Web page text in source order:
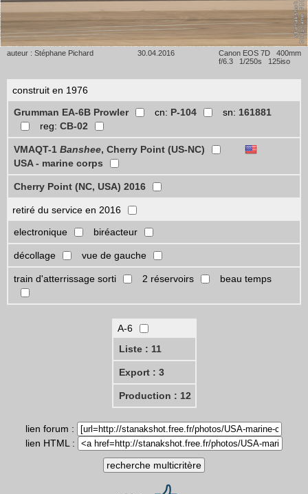
auteur : Stéphane Pichard 30.04.2016
Canon EOS 7D 400mm
f/6.3 1/250s 125iso
construit en 1976
Grumman EA-6B Prowler
cn: P-104 sn: 161881
reg: CB-02
VMAQT-1 Banshee, Cherry Point (US-NC)
USA - marine corps
Cherry Point (NC, USA) 2016
retiré du service en 2016
electronique
biréacteur
décollage vue de gauche
train d'atterrissage sorti 2 réservoirs beau temps
A-6
Liste : 11
Export : 3
Production : 12
lien forum :
lien HTML :